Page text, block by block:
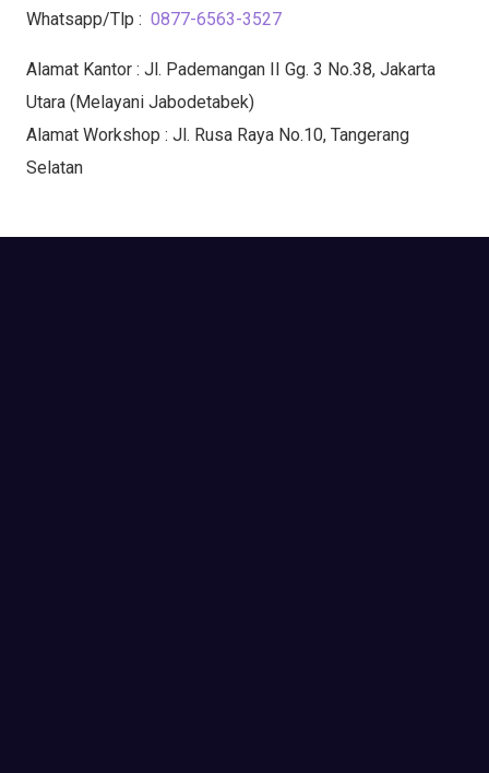
Whatsapp/Tlp : 0877-6563-3527
Alamat Kantor : Jl. Pademangan II Gg. 3 No.38, Jakarta
Utara (Melayani Jabodetabek)
Alamat Workshop : Jl. Rusa Raya No.10, Tangerang
Selatan